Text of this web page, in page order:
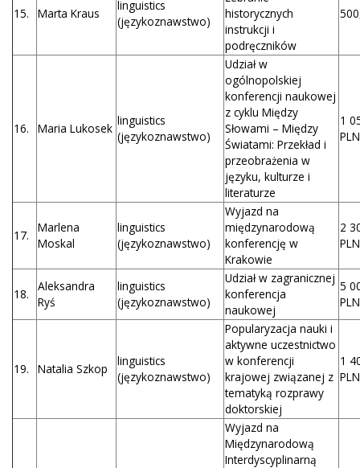
15. Marta Kraus
linguistics
(językoznawstwo)
historycznych
instrukcji i
podręczników
16. Maria Lukosek
linguistics
(językoznawstwo)
Udział w
ogólnopolskiej
konferencji naukowej
z cyklu Między
Słowami – Między
Światami: Przekład i
przeobrażenia w
języku, kulturze i
literaturze
1
PLN
17.
Marlena
Moskal
linguistics
(językoznawstwo)
Wyjazd na
międzynarodową
konferencję w
Krakowie
2
PLN
18.
Aleksandra
Ryś
linguistics
(językoznawstwo)
Udział w zagranicznej
konferencja
naukowej
5
PLN
19. Natalia Szkop
linguistics
(językoznawstwo)
Popularyzacja nauki i
aktywne uczestnictwo
w konferencji
krajowej związanej z
tematyką rozprawy
doktorskiej
1
PLN
Wyjazd na
Międzynarodową
Interdyscyplinarną